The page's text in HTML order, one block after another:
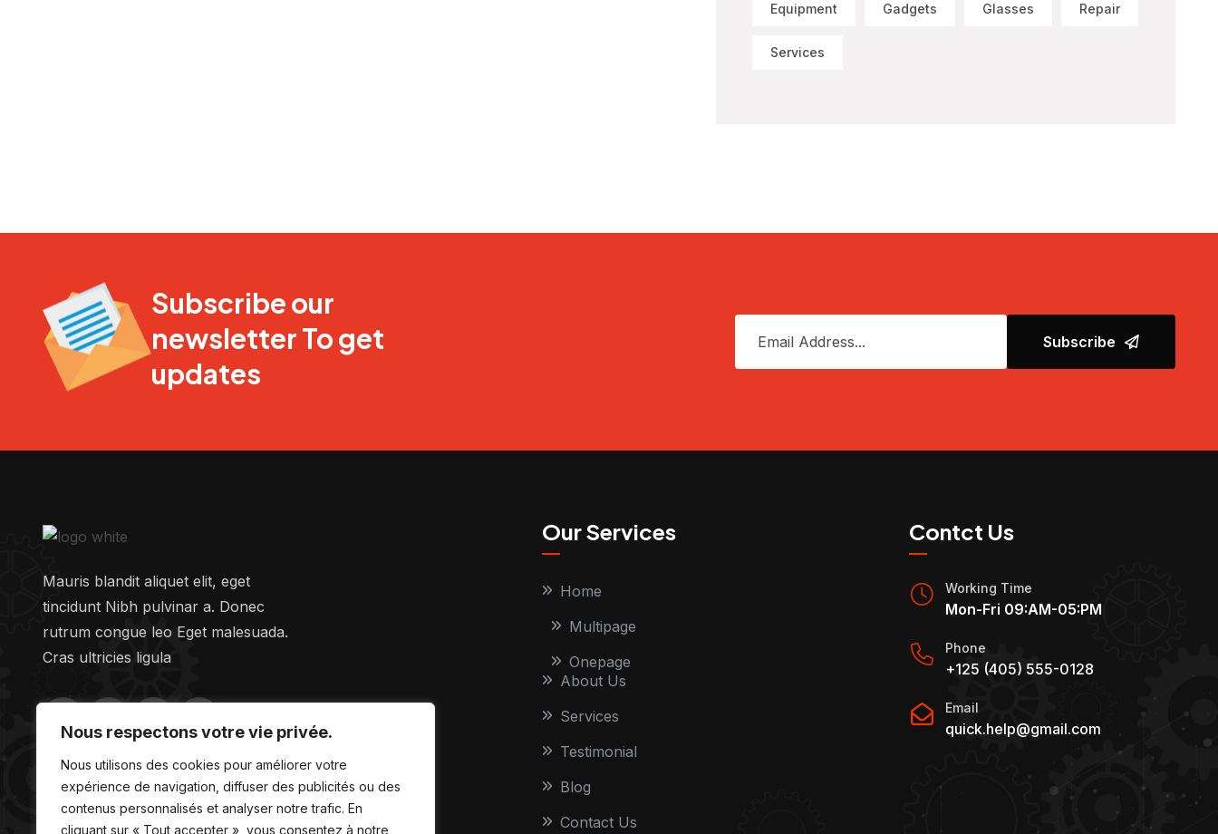
Nous respectons votre vie privée.
Nous utilisons des cookies pour améliorer votre
expérience de navigation, diffuser des publicités ou des
contenus personnalisés et analyser notre trafic. En
cliquant sur « Tout accepter », vous consentez à notre
Equipment Gadgets Glasses Repair
Services
Subscribe our
newsletter To get
updates
Subscribe
Mauris blandit aliquet elit, eget
tincidunt Nibh pulvinar a. Donec
rutrum congue leo Eget malesuada.
Cras ultricies ligula
Our Services
Home
Multipage
Onepage
About Us
Services
Testimonial
Blog
Contact Us
Contct Us
Working Time
Mon-Fri 09:AM-05:PM
Phone
+125 (405) 555-0128
Email
quick.help@gmail.com